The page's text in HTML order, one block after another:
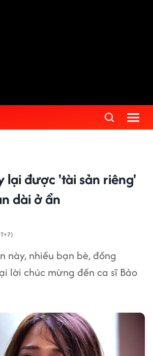
lại được 'tài sản riêng'
dài ở ẩn
này, nhiều bạn bè, đồng
lời chúc mừng đến ca sĩ Bảo